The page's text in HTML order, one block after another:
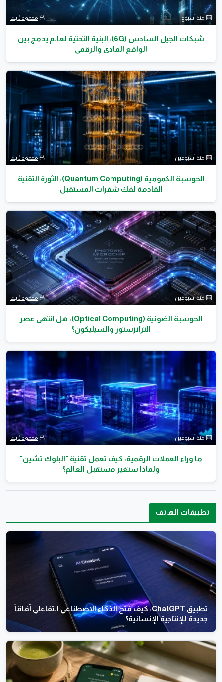
منذ أسبوع محمود ثابت
شبكات الجيل السادس (6G): البنية التحتية لعالم يدمج بين
الواقع المادي والرقمي
منذ أسبوعين محمود ثابت
الحوسبة الكمومية (Quantum Computing): الثورة التقنية
القادمة لفك شفرات المستقبل
منذ أسبوعين محمود ثابت
الحوسبة الضوئية (Optical Computing): هل انتهى عصر
الترانزستور والسيليكون؟
منذ أسبوعين محمود ثابت
ما وراء العملات الرقمية: كيف تعمل تقنية "البلوك تشين"
ولماذا ستغير مستقبل العالم؟
تطبيقات الهاتف
تطبيق ChatGPT: كيف فتح الذكاء الاصطناعي التفاعلي آفاقاً
جديدة للإنتاجية الإنسانية؟